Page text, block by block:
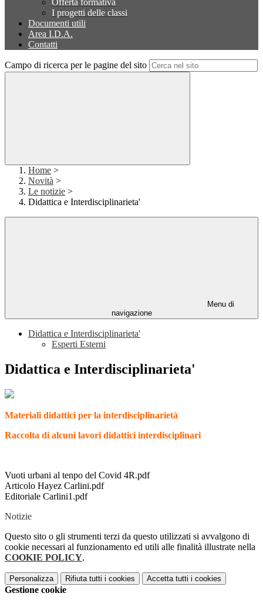
Offerta formativa
I progetti delle classi
Documenti utili
Area I.D.A.
Contatti
Campo di ricerca per le pagine del sito
Home >
Novità >
Le notizie >
Didattica e Interdisciplinarieta'
Menu di
navigazione
Didattica e Interdisciplinarieta'
Esperti Esterni
Didattica e Interdisciplinarieta'
Materiali didattici per la interdisciplinarietà
Raccolta di alcuni lavori didattici interdisciplinari
Vuoti urbani al tenpo del Covid 4R.pdf
Articolo Hayez Carlini.pdf
Editoriale Carlini1.pdf
Notizie
Questo sito o gli strumenti terzi da questo utilizzati si avvalgono di
cookie necessari al funzionamento ed utili alle finalità illustrate nella
COOKIE POLICY.
Personalizza Rifiuta tutti i cookies Accetta tutti i cookies
Gestione cookie